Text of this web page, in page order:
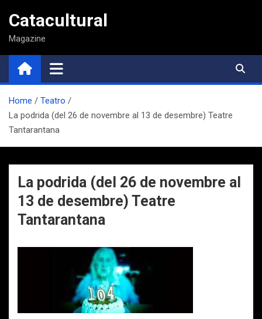
contenido
Catacultural
Magazine
Home
Teatro
La podrida (del 26 de novembre al 13 de desembre) Teatre
Tantarantana
La podrida (del 26 de novembre al
13 de desembre) Teatre
Tantarantana